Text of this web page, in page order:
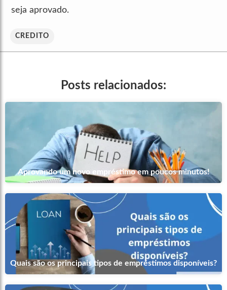
seja aprovado.
CREDITO
Posts relacionados:
Aprovando um novo empréstimo em poucos minutos!
Quais são os principais tipos de empréstimos disponíveis?